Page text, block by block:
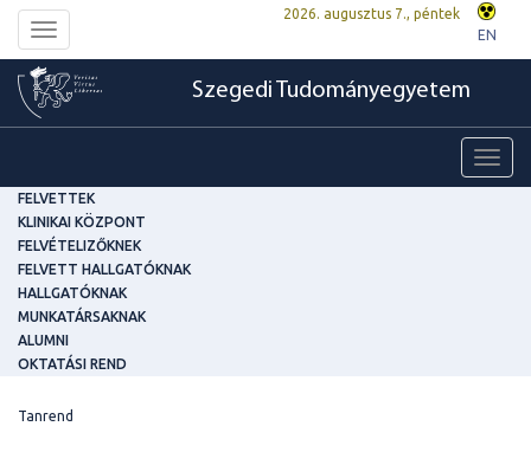
Toggle
navigation
2026. augusztus 7., péntek
EN
Szegedi Tudományegyetem
FELVETTEK
KLINIKAI KÖZPONT
FELVÉTELIZŐKNEK
FELVETT HALLGATÓKNAK
HALLGATÓKNAK
MUNKATÁRSAKNAK
ALUMNI
OKTATÁSI REND
Tanrend